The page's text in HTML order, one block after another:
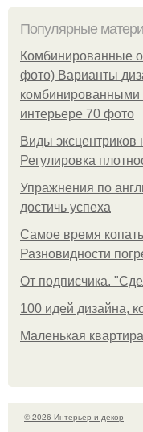
Популярные
Комбинированные
фото) Варианты
интерьере 70 фото
Виды эксцентриков
Регулировка
Упражнения по
достичь успеха
Самое время
Разновидности
От подписчика.
100 идей дизайна,
Маленькая
© 2026 Интерьер и декор